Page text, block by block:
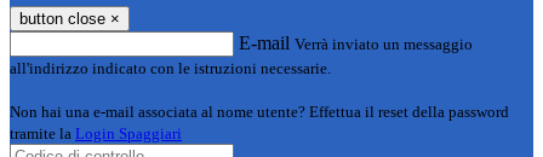
button close ×
E-mail Verrà inviato un messaggio
all'indirizzo indicato con le istruzioni necessarie.
Non hai una e-mail associata al nome utente? Effettua il reset della password
tramite la Login Spaggiari